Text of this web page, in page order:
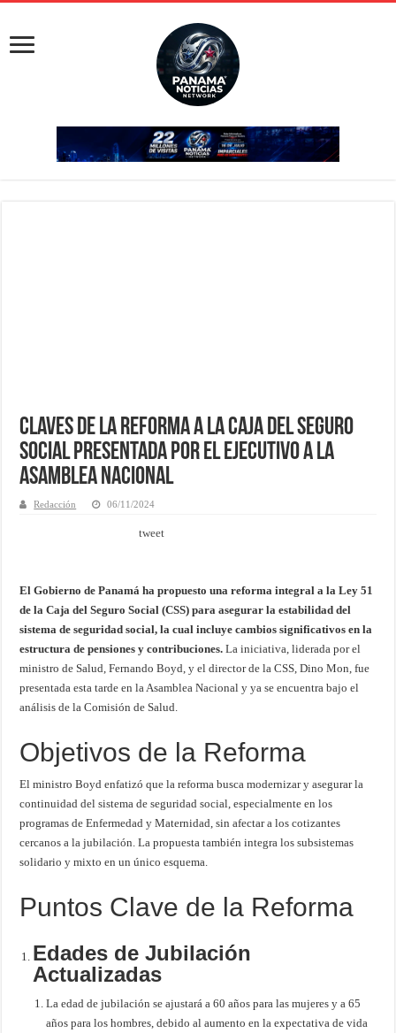
Claves de la Reforma a la Caja del Seguro
Social Presentada por el Ejecutivo a la
Asamblea Nacional
Redacción 06/11/2024
tweet
El Gobierno de Panamá ha propuesto una reforma integral a la Ley 51
de la Caja del Seguro Social (CSS) para asegurar la estabilidad del
sistema de seguridad social, la cual incluye cambios significativos en la
estructura de pensiones y contribuciones. La iniciativa, liderada por el
ministro de Salud, Fernando Boyd, y el director de la CSS, Dino Mon, fue
presentada esta tarde en la Asamblea Nacional y ya se encuentra bajo el
análisis de la Comisión de Salud.
Objetivos de la Reforma
El ministro Boyd enfatizó que la reforma busca modernizar y asegurar la
continuidad del sistema de seguridad social, especialmente en los
programas de Enfermedad y Maternidad, sin afectar a los cotizantes
cercanos a la jubilación. La propuesta también integra los subsistemas
solidario y mixto en un único esquema.
Puntos Clave de la Reforma
Edades de Jubilación
Actualizadas
La edad de jubilación se ajustará a 60 años para las mujeres y a 65
años para los hombres, debido al aumento en la expectativa de vida